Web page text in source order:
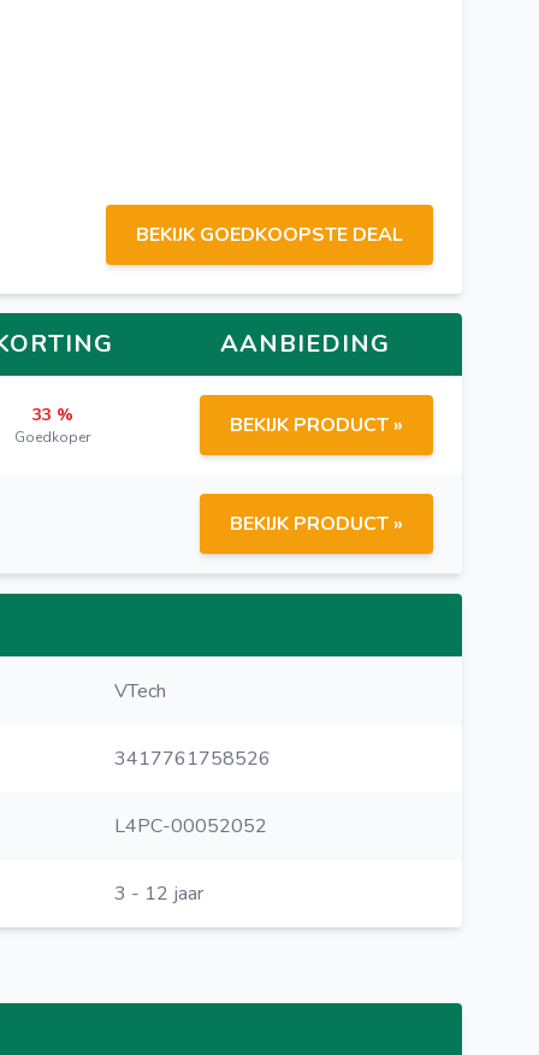
BEKIJK GOEDKOOPSTE DEAL
AANBIEDING
33 %
Goedkoper BEKIJK PRODUCT »
BEKIJK PRODUCT »
VTech
3417761758526
L4PC-00052052
3 - 12 jaar